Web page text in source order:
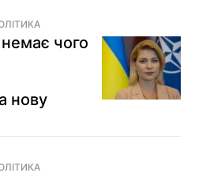
чого
нову